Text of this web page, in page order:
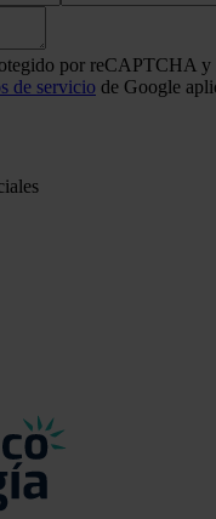
por reCAPTCHA y
de servicio de Google